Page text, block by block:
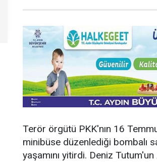
Terör örgütü PKK'nın 16
minibüse düzenlediği bombalı
yaşamını yitirdi. Deniz